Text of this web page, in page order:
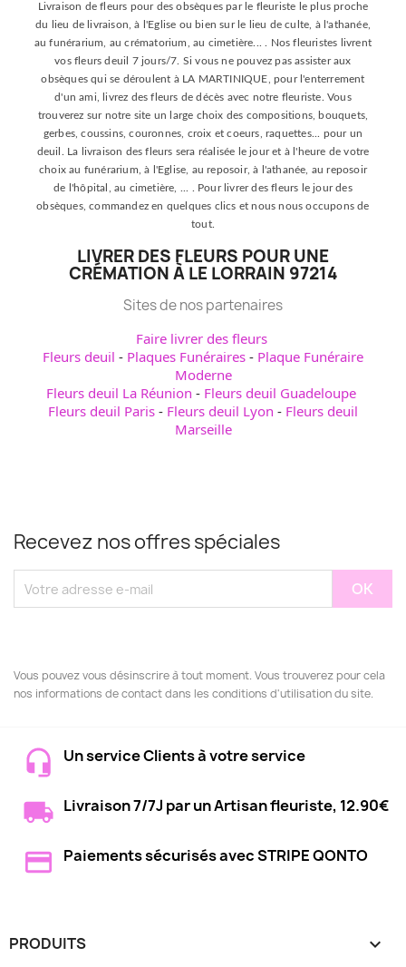
Livraison de fleurs pour des obsèques par le fleuriste le plus proche
du lieu de livraison, à l'Eglise ou bien sur le lieu de culte, à l'athanée,
au funérarium, au crématorium, au cimetière... . Nos fleuristes livrent
vos fleurs deuil 7 jours/7. Si vous ne pouvez pas assister aux
obsèques qui se déroulent à LA MARTINIQUE, pour l'enterrement
d'un ami, livrez des fleurs de décès avec notre fleuriste. Vous
trouverez sur notre site un large choix des compositions, bouquets,
gerbes, coussins, couronnes, croix et coeurs, raquettes... pour un
deuil. La livraison des fleurs sera réalisée le jour et à l'heure de votre
choix au funérarium, à l'Eglise, au reposoir, à l'athanée, au reposoir
de l'hôpital, au cimetière, ... . Pour livrer des fleurs le jour des
obsèques, commandez en quelques clics et nous nous occupons de
tout.
LIVRER DES FLEURS POUR UNE
CRÉMATION À LE LORRAIN 97214
Sites de nos partenaires
Faire livrer des fleurs
Fleurs deuil - Plaques Funéraires - Plaque Funéraire
Moderne
Fleurs deuil La Réunion - Fleurs deuil Guadeloupe
Fleurs deuil Paris - Fleurs deuil Lyon - Fleurs deuil
Marseille
Recevez nos offres spéciales
Vous pouvez vous désinscrire à tout moment. Vous trouverez pour cela
nos informations de contact dans les conditions d'utilisation du site.
Un service Clients à votre service
Livraison 7/7J par un Artisan fleuriste, 12.90€
Paiements sécurisés avec STRIPE QONTO
PRODUITS 